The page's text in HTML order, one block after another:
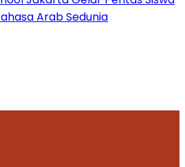
Arab Sedunia